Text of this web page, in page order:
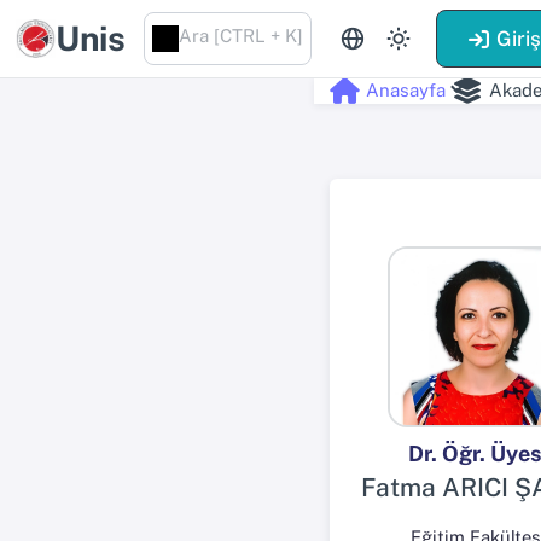
Unis Ara [CTRL + K] Giriş
Anasayfa
Dr. Öğr.
Fatma ARICI
Eğitim